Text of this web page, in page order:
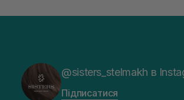
@sisters_stelmakh в
Підписатися